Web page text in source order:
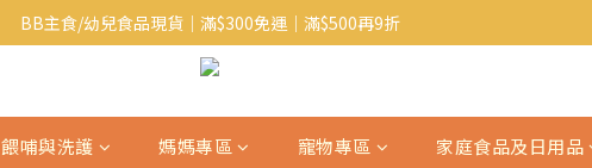
Baby J 有機蝴蝶麵番貨啦~!
BB主食/幼兒食品現貨｜滿$300免運｜滿$500再9折
大人氣!RICO濕紙巾補貨啦~
Baby J 有機蝴蝶麵番貨啦~!
餵哺與洗護 媽媽專區 寵物專區 家庭食品及日用品